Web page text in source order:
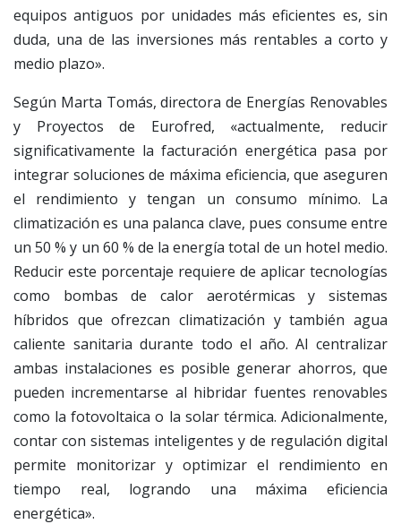
equipos antiguos por unidades más eficientes es, sin
duda, una de las inversiones más rentables a corto y
medio plazo».
Según Marta Tomás, directora de Energías Renovables
y Proyectos de Eurofred, «actualmente, reducir
significativamente la facturación energética pasa por
integrar soluciones de máxima eficiencia, que aseguren
el rendimiento y tengan un consumo mínimo. La
climatización es una palanca clave, pues consume entre
un 50 % y un 60 % de la energía total de un hotel medio.
Reducir este porcentaje requiere de aplicar tecnologías
como bombas de calor aerotérmicas y sistemas
híbridos que ofrezcan climatización y también agua
caliente sanitaria durante todo el año. Al centralizar
ambas instalaciones es posible generar ahorros, que
pueden incrementarse al hibridar fuentes renovables
como la fotovoltaica o la solar térmica. Adicionalmente,
contar con sistemas inteligentes y de regulación digital
permite monitorizar y optimizar el rendimiento en
tiempo real, logrando una máxima eficiencia
energética».